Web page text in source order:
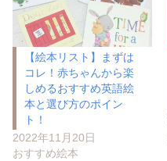
【絵本リスト】まずは
コレ！赤ちゃんから楽
しめるおすすめ英語絵
本と選び方のポイン
ト！
2022年11月20日
おすすめ絵本